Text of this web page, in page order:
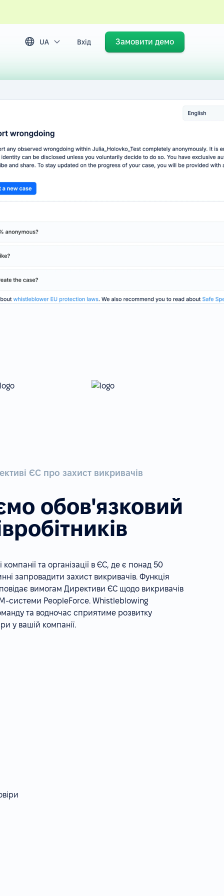
UA Вхід Замовити демо
ЄС про захист викривачів
обов'язковий
та організації в ЄС, де є понад 50
запровадити захист викривачів. Функція
вимогам Директиви ЄС щодо викривачів
системи PeopleForce. Whistleblowing
та водночас сприятиме розвитку
у вашій компанії.